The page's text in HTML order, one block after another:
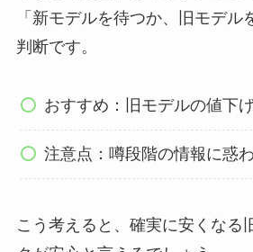
「新モデルを待つか、旧モデル
判断です。
おすすめ：旧モデルの値下
注意点：噂段階の情報に惑
こう考えると、確実に安くなる